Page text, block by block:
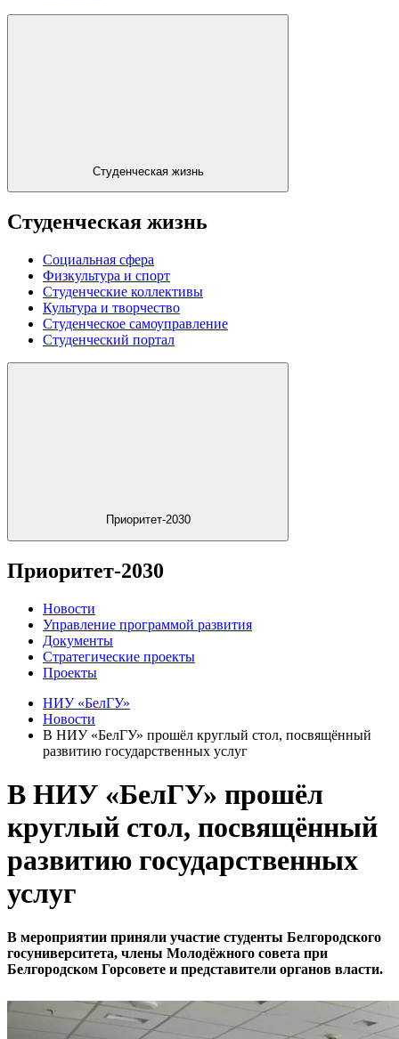
Студенческая жизнь
Студенческая жизнь
Социальная сфера
Физкультура и спорт
Студенческие коллективы
Культура и творчество
Студенческое самоуправление
Студенческий портал
Приоритет-2030
Приоритет-2030
Новости
Управление программой развития
Документы
Стратегические проекты
Проекты
НИУ «БелГУ»
Новости
В НИУ «БелГУ» прошёл круглый стол, посвящённый
развитию государственных услуг
В НИУ «БелГУ» прошёл
круглый стол, посвящённый
развитию государственных
услуг
В мероприятии приняли участие студенты Белгородского
госуниверситета, члены Молодёжного совета при
Белгородском Горсовете и представители органов власти.